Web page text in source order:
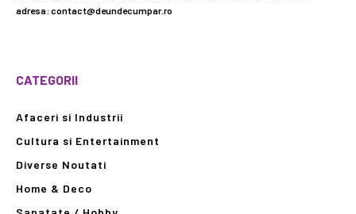
adresa: contact@deundecumpar.ro
CATEGORII
Afaceri si Industrii
Cultura si Entertainment
Diverse Noutati
Home & Deco